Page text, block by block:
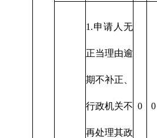
1.申请人无
正当理由逾
期不补正、
行政机关不
再处理其政
0 0